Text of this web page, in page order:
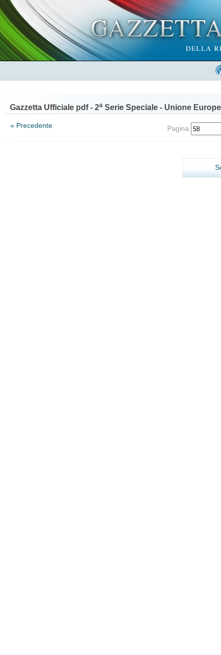
Gazzetta Ufficiale pdf - 2a Serie Speciale - Unione
« Precedente Pagina